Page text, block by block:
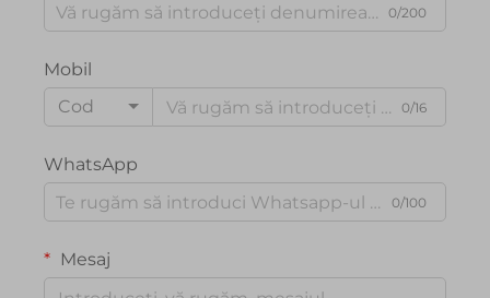
0/200
Mobil
Cod
0/16
WhatsApp
0/100
Mesaj